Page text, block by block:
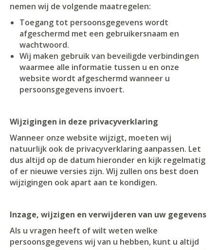
nemen wij de volgende maatregelen:
Toegang tot persoonsgegevens wordt
afgeschermd met een gebruikersnaam en
wachtwoord.
Wij maken gebruik van beveiligde verbindingen
waarmee alle informatie tussen u en onze
website wordt afgeschermd wanneer u
persoonsgegevens invoert.
Wijzigingen in deze privacyverklaring
Wanneer onze website wijzigt, moeten wij
natuurlijk ook de privacyverklaring aanpassen. Let
dus altijd op de datum hieronder en kijk regelmatig
of er nieuwe versies zijn. Wij zullen ons best doen
wijzigingen ook apart aan te kondigen.
Inzage, wijzigen en verwijderen van uw gegevens
Als u vragen heeft of wilt weten welke
persoonsgegevens wij van u hebben, kunt u altijd